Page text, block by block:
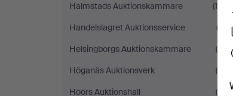
Halmstads Auktionskammare
(19)
Handelslagret Auktionsservice
(2)
Helsingborgs Auktionskammare
(9)
Höganäs Auktionsverk
(4)
Höörs Auktionshall
(4)